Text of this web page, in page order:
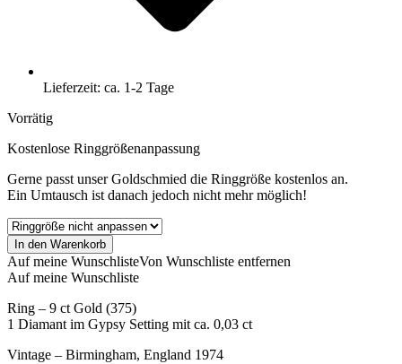
Lieferzeit: ca. 1-2 Tage
Vorrätig
Kostenlose Ringgrößenanpassung
Gerne passt unser Goldschmied die Ringgröße kostenlos an.
Ein Umtausch ist danach jedoch nicht mehr möglich!
Datiert
1974
–
Herrenring
mit
Diamant
In den Warenkorb
Auf meine WunschlisteVon Wunschliste entfernen
Auf meine Wunschliste
Ring – 9 ct Gold (375)
1 Diamant im Gypsy Setting mit ca. 0,03 ct
Vintage – Birmingham, England 1974